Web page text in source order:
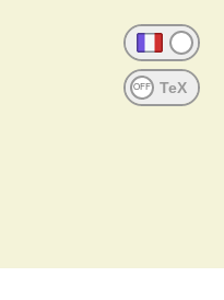
OFF